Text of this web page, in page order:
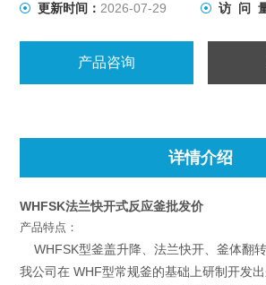
更新时间： 2026-07-29 访 问
产品咨询
详情介绍
WHFSK法兰快开式反应釜批发价
产品特点：
WHFSK型釜盖升降、法兰快开、釜体翻
我公司在 WHF型常规釜的基础上研制开发